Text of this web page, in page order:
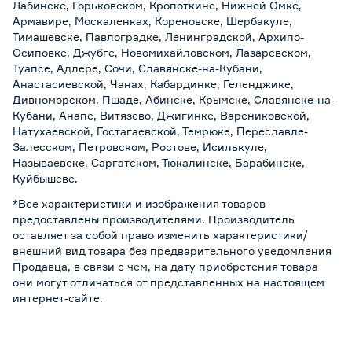
Лабинске, Горьковском, Кропоткине, Нижней Омке,
Армавире, Москаленках, Кореновске, Шербакуле,
Тимашевске, Павлоградке, Ленинградской, Архипо-
Осиповке, Джубге, Новомихайловском, Лазаревском,
Туапсе, Адлере, Сочи, Славянске-на-Кубани,
Анастасиевской, Чанах, Кабардинке, Геленджике,
Дивноморском, Пшаде, Абинске, Крымске, Славянске-на-
Кубани, Анапе, Витязево, Джигинке, Варениковской,
Натухаевской, Гостагаевской, Темрюке, Переславле-
Залесском, Петровском, Ростове, Исилькуле,
Называевске, Саргатском, Тюкалинске, Барабинске,
Куйбышеве.
*Все характеристики и изображения товаров
предоставлены производителями. Производитель
оставляет за собой право изменить характеристики/
внешний вид товара без предварительного уведомления
Продавца, в связи с чем, на дату приобретения товара
они могут отличаться от представленных на настоящем
интернет-сайте.